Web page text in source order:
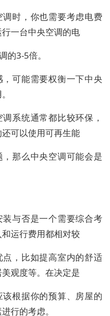
时，你也需要考虑电费
一台中央空调的电
的3-5倍。
可能需要权衡一下中央
系统通常都比较环保，
可以使用可再生能
那么中央空调可能会是
与否是一个需要综合考
运行费用都相对较
，比如提高室内的舒适
观度等。在决定是
根据你的预算、房屋的
行的考虑。